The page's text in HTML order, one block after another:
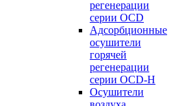
регенерации
серии OCD
Адсорбционные
осушители
горячей
регенерации
серии OСD-H
Осушители